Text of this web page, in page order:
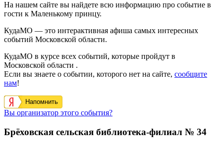
На нашем сайте вы найдете всю информацию про событие в
гости к Маленькому принцу.
КудаМО — это интерактивная афиша самых интересных
событий Московской области.
КудаМО в курсе всех событий, которые пройдут в
Московской области .
Если вы знаете о событии, которого нет на сайте, сообщите
нам!
Напомнить
Вы организатор этого события?
Брёховская сельская библиотека-филиал № 34